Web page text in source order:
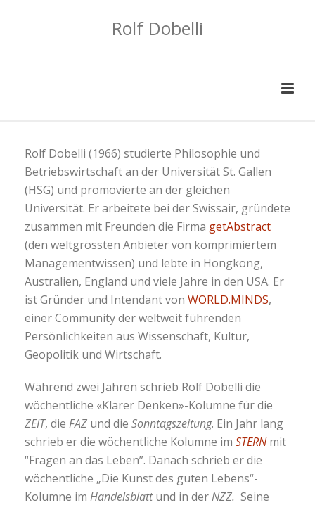
Rolf Dobelli
Rolf Dobelli (1966) studierte Philosophie und
Betriebswirtschaft an der Universität St. Gallen
(HSG) und promovierte an der gleichen
Universität. Er arbeitete bei der Swissair, gründete
zusammen mit Freunden die Firma getAbstract
(den weltgrössten Anbieter von komprimiertem
Managementwissen) und lebte in Hongkong,
Australien, England und viele Jahre in den USA. Er
ist Gründer und Intendant von WORLD.MINDS,
einer Community der weltweit führenden
Persönlichkeiten aus Wissenschaft, Kultur,
Geopolitik und Wirtschaft.
Während zwei Jahren schrieb Rolf Dobelli die
wöchentliche «Klarer Denken»-Kolumne für die
ZEIT, die FAZ und die Sonntagszeitung. Ein Jahr lang
schrieb er die wöchentliche Kolumne im STERNmit
“Fragen an das Leben”. Danach schrieb er die
wöchentliche „Die Kunst des guten Lebens“-
Kolumne im Handelsblattund in derNZZ. Seine